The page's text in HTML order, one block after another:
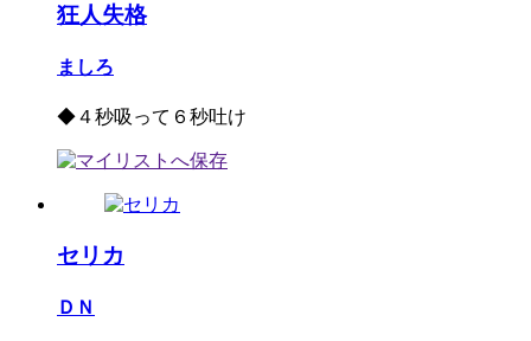
狂人失格
ましろ
◆４秒吸って６秒吐け
セリカ
ＤＮ